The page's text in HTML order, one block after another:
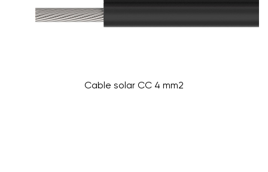
Cable solar CC 4 mm2